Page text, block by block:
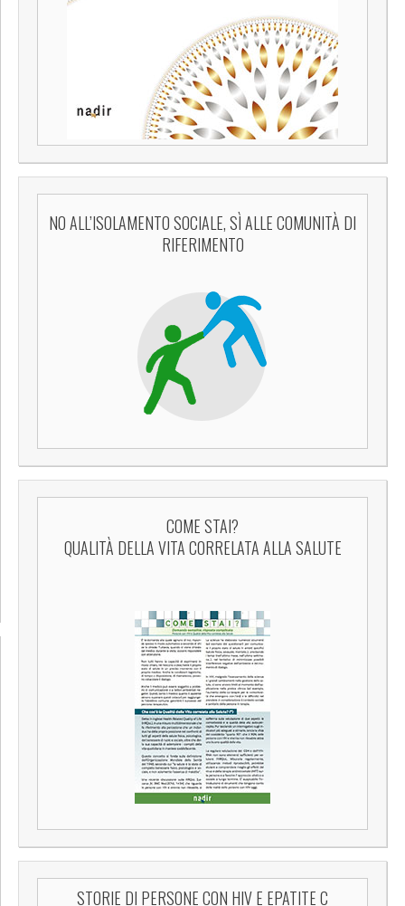
NO ALL’ISOLAMENTO SOCIALE, SÌ ALLE COMUNITÀ DI
RIFERIMENTO
COME STAI?
QUALITÀ DELLA VITA CORRELATA ALLA SALUTE
STORIE DI PERSONE CON HIV E EPATITE C